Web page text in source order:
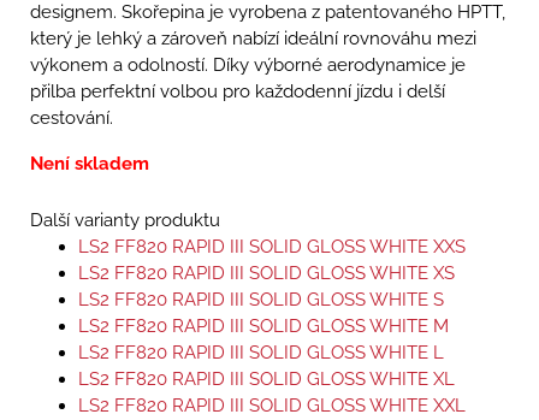
designem. Skořepina je vyrobena z patentovaného HPTT,
který je lehký a zároveň nabízí ideální rovnováhu mezi
výkonem a odolností. Díky výborné aerodynamice je
přilba perfektní volbou pro každodenní jízdu i delší
cestování.
Není skladem
Další varianty produktu
LS2 FF820 RAPID III SOLID GLOSS WHITE XXS
LS2 FF820 RAPID III SOLID GLOSS WHITE XS
LS2 FF820 RAPID III SOLID GLOSS WHITE S
LS2 FF820 RAPID III SOLID GLOSS WHITE M
LS2 FF820 RAPID III SOLID GLOSS WHITE L
LS2 FF820 RAPID III SOLID GLOSS WHITE XL
LS2 FF820 RAPID III SOLID GLOSS WHITE XXL